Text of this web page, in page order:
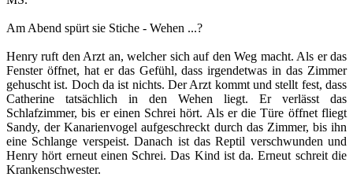
Am Abend spürt sie Stiche - Wehen ...?
Henry ruft den Arzt an, welcher sich auf den Weg macht. Als er das
Fenster öffnet, hat er das Gefühl, dass irgendetwas in das Zimmer
gehuscht ist. Doch da ist nichts. Der Arzt kommt und stellt fest, dass
Catherine tatsächlich in den Wehen liegt. Er verlässt das
Schlafzimmer, bis er einen Schrei hört. Als er die Türe öffnet fliegt
Sandy, der Kanarienvogel aufgeschreckt durch das Zimmer, bis ihn
eine Schlange verspeist. Danach ist das Reptil verschwunden und
Henry hört erneut einen Schrei. Das Kind ist da. Erneut schreit die
Krankenschwester.